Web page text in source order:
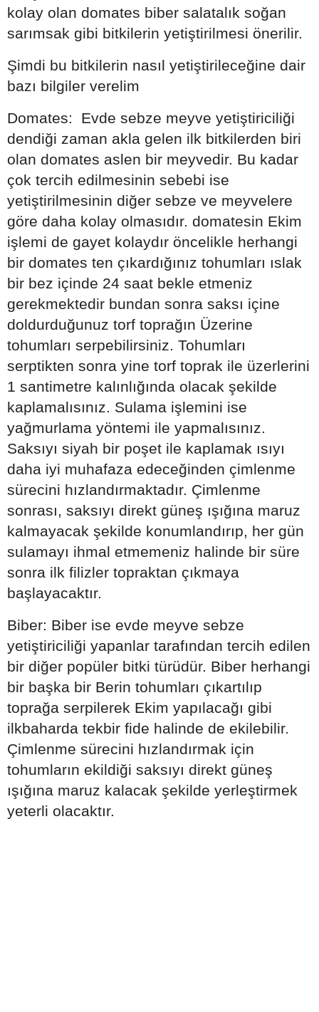
kolay olan domates biber salatalık soğan
sarımsak gibi bitkilerin yetiştirilmesi önerilir.
Şimdi bu bitkilerin nasıl yetiştirileceğine dair
bazı bilgiler verelim
Domates: Evde sebze meyve yetiştiriciliği
dendiği zaman akla gelen ilk bitkilerden biri
olan domates aslen bir meyvedir. Bu kadar
çok tercih edilmesinin sebebi ise
yetiştirilmesinin diğer sebze ve meyvelere
göre daha kolay olmasıdır. domatesin Ekim
işlemi de gayet kolaydır öncelikle herhangi
bir domates ten çıkardığınız tohumları ıslak
bir bez içinde 24 saat bekle etmeniz
gerekmektedir bundan sonra saksı içine
doldurduğunuz torf toprağın Üzerine
tohumları serpebilirsiniz. Tohumları
serptikten sonra yine torf toprak ile üzerlerini
1 santimetre kalınlığında olacak şekilde
kaplamalısınız. Sulama işlemini ise
yağmurlama yöntemi ile yapmalısınız.
Saksıyı siyah bir poşet ile kaplamak ısıyı
daha iyi muhafaza edeceğinden çimlenme
sürecini hızlandırmaktadır. Çimlenme
sonrası, saksıyı direkt güneş ışığına maruz
kalmayacak şekilde konumlandırıp, her gün
sulamayı ihmal etmemeniz halinde bir süre
sonra ilk filizler topraktan çıkmaya
başlayacaktır.
Biber: Biber ise evde meyve sebze
yetiştiriciliği yapanlar tarafından tercih edilen
bir diğer popüler bitki türüdür. Biber herhangi
bir başka bir Berin tohumları çıkartılıp
toprağa serpilerek Ekim yapılacağı gibi
ilkbaharda tekbir fide halinde de ekilebilir.
Çimlenme sürecini hızlandırmak için
tohumların ekildiği saksıyı direkt güneş
ışığına maruz kalacak şekilde yerleştirmek
yeterli olacaktır.